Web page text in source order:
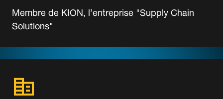
Membre de KION, l’entreprise "Supply Chain
Solutions"